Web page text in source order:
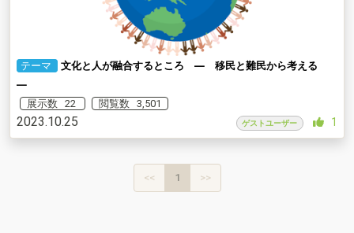
テーマ
文化と人が融合するところ ― 移民と難民から考える
―
展示数 22
閲覧数 3,501
2023.10.25 ゲストユーザー 1
<< 1 >>